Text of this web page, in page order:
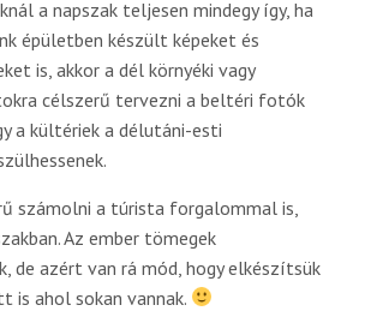
a napszak teljesen mindegy így, ha
épületben készült képeket és
is, akkor a dél környéki vagy
célszerű tervezni a beltéri fotók
a kültériek a délutáni-esti
számolni a túrista forgalommal is,
Az ember tömegek
de azért van rá mód, hogy elkészítsük
ahol sokan vannak.